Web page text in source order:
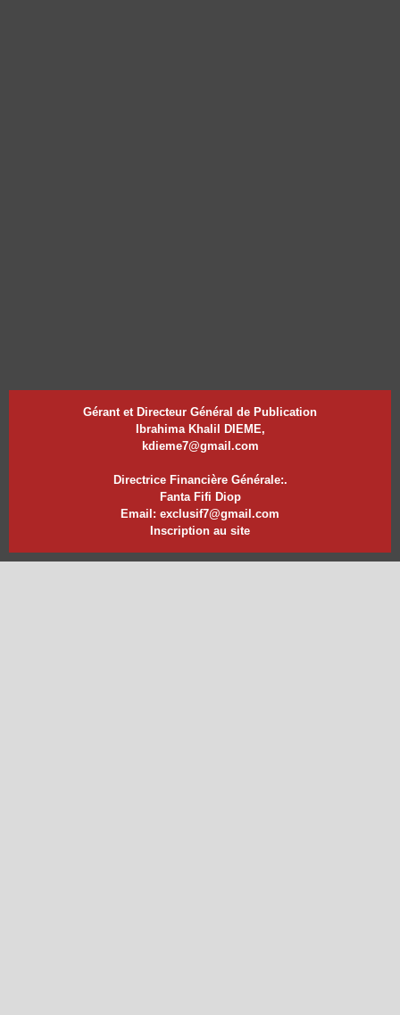
Gérant et Directeur Général de Publication
Ibrahima Khalil DIEME,
kdieme7@gmail.com
Directrice Financière Générale:.
Fanta Fifi Diop
Email: exclusif7@gmail.com
Inscription au site